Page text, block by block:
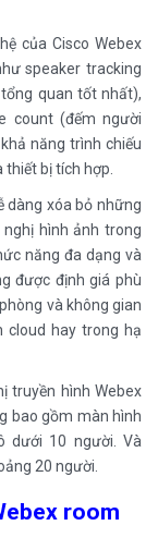
của Cisco Webex
speaker tracking
quan tốt nhất),
count (đếm người
năng trình chiếu
bị tích hợp.
dàng xóa bỏ những
hình ảnh trong
năng đa dạng và
được định giá phù
và không gian
cloud hay trong hạ
truyền hình Webex
bao gồm màn hình
dưới 10 người. Và
20 người.
room